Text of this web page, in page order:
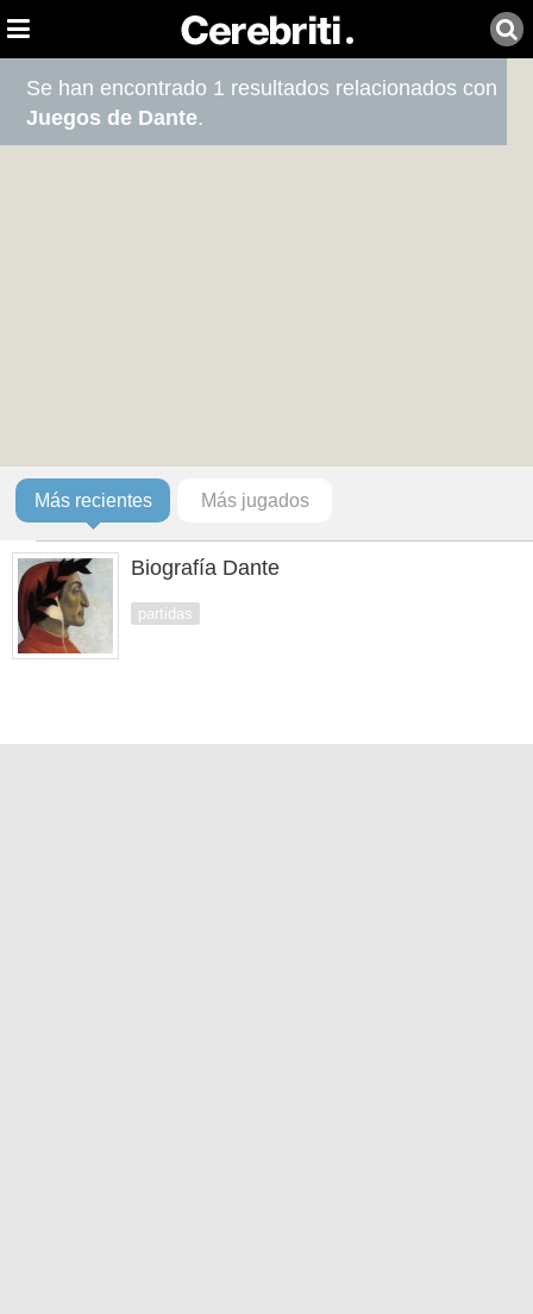
Se han encontrado 1 resultados relacionados con
Juegos de Dante.
Más recientes Más jugados
Biografía Dante
partidas